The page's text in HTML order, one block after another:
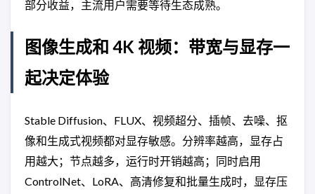
部分收益，主流用户需要等待生态成熟。
图像生成和 4K 视频：带宽与显存一
起决定体验
Stable Diffusion、FLUX、视频超分、插帧、去噪、抠
像和生成式视频都对显存敏感。分辨率越高，显存占
用越大；节点越多，运行时开销越高；同时启用
ControlNet、LoRA、高清修复和批量生成时，显存压